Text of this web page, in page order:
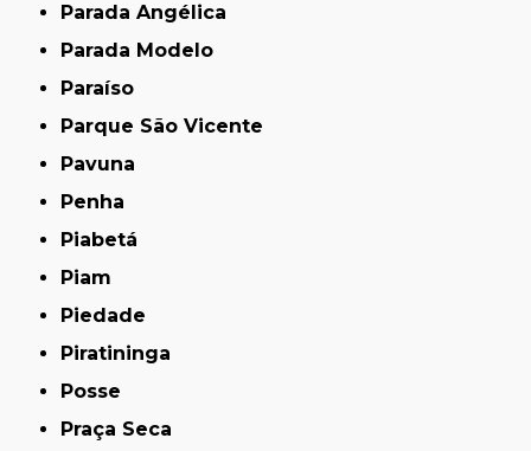
Parada Angélica
Parada Modelo
Paraíso
Parque São Vicente
Pavuna
Penha
Piabetá
Piam
Piedade
Piratininga
Posse
Praça Seca